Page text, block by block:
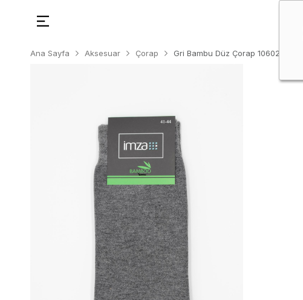
Ana Sayfa Aksesuar Çorap Gri Bambu Düz Çorap 1060235109